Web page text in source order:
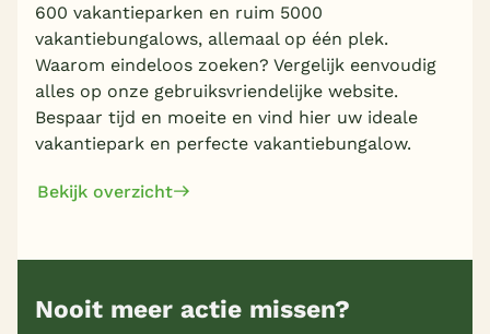
600 vakantieparken en ruim 5000
vakantiebungalows, allemaal op één plek.
Waarom eindeloos zoeken? Vergelijk eenvoudig
alles op onze gebruiksvriendelijke website.
Bespaar tijd en moeite en vind hier uw ideale
vakantiepark en perfecte vakantiebungalow.
Bekijk overzicht
Nooit meer actie missen?